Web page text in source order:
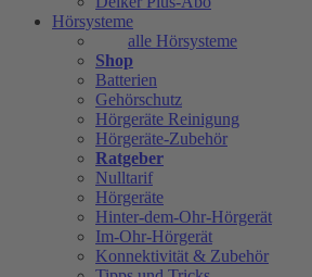
Hörsysteme
alle Hörsysteme
Shop
Batterien
Gehörschutz
Hörgeräte Reinigung
Hörgeräte-Zubehör
Ratgeber
Nulltarif
Hörgeräte
Hinter-dem-Ohr-Hörgerät
Im-Ohr-Hörgerät
Konnektivität & Zubehör